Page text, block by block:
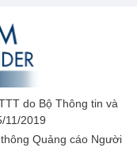
do Bộ Thông tin và
11/2019
Quảng cáo Người